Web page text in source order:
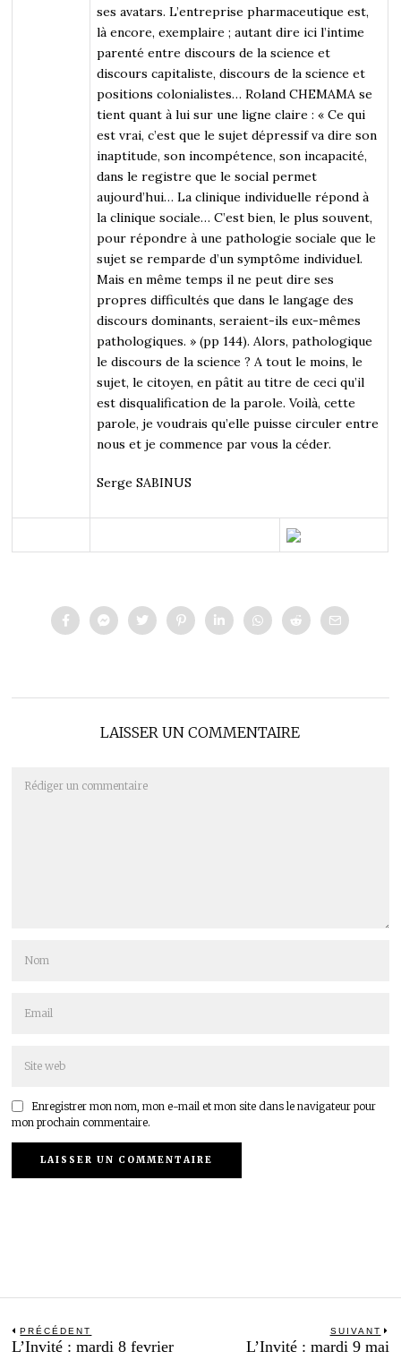
ses avatars. L’entreprise pharmaceutique est,
là encore, exemplaire ; autant dire ici l’intime
parenté entre discours de la science et
discours capitaliste, discours de la science et
positions colonialistes… Roland CHEMAMA se
tient quant à lui sur une ligne claire : « Ce qui
est vrai, c’est que le sujet dépressif va dire son
inaptitude, son incompétence, son incapacité,
dans le registre que le social permet
aujourd’hui… La clinique individuelle répond à
la clinique sociale… C’est bien, le plus souvent,
pour répondre à une pathologie sociale que le
sujet se remparde d’un symptôme individuel.
Mais en même temps il ne peut dire ses
propres difficultés que dans le langage des
discours dominants, seraient-ils eux-mêmes
pathologiques. » (pp 144). Alors, pathologique
le discours de la science ? A tout le moins, le
sujet, le citoyen, en pâtit au titre de ceci qu’il
est disqualification de la parole. Voilà, cette
parole, je voudrais qu’elle puisse circuler entre
nous et je commence par vous la céder.
Serge SABINUS
LAISSER UN COMMENTAIRE
Enregistrer mon nom, mon e-mail et mon site dans le navigateur pour
mon prochain commentaire.
Navigation
PRÉCÉDENT
Previous
L’Invité : mardi 8 fevrier
SUIVANT
L’Invité : mardi 9 mai